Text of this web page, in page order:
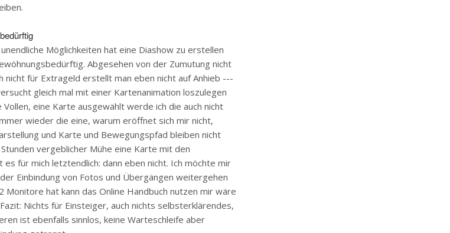
Möglichkeiten hat eine Diashow zu erstellen
Abgesehen von der Zumutung nicht
nicht für Extrageld erstellt man eben nicht auf Anhieb ---
gleich mal mit einer Kartenanimation loszulegen
eine Karte ausgewählt werde ich die auch nicht
wieder die eine, warum eröffnet sich mir nicht,
und Karte und Bewegungspfad bleiben nicht
vergeblicher Mühe eine Karte mit den
für mich letztendlich: dann eben nicht. Ich möchte mir
Einbindung von Fotos und Übergängen weitergehen
Monitore hat kann das Online Handbuch nutzen mir wäre
Nichts für Einsteiger, auch nichts selbsterklärendes,
ist ebenfalls sinnlos, keine Warteschleife aber